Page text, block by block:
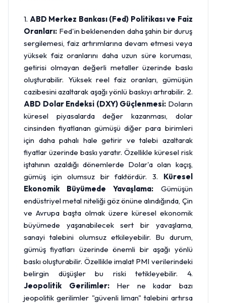
1. ABD Merkez Bankası(Fed) Politikası ve Faiz
Oranları: Fed'in beklenenden daha şahin bir duruş
sergilemesi, faiz artırımlarına devam etmesi veya
yüksek faiz oranlarını daha uzun süre koruması,
getirisi olmayan değerli metaller üzerinde baskı
oluşturabilir. Yüksek reel faiz oranları, gümüşün
cazibesini azaltarak aşağı yönlü baskıyı artırabilir. 2.
ABD Dolar Endeksi (DXY) Güçlenmesi: Doların
küresel piyasalarda değer kazanması, dolar
cinsinden fiyatlanan gümüşü diğer para birimleri
için daha pahalı hale getirir ve talebi azaltarak
fiyatlar üzerinde baskı yaratır. Özellikle küresel risk
iştahının azaldığı dönemlerde Dolar'a olan kaçış,
gümüş için olumsuz bir faktördür. 3. Küresel
Ekonomik Büyümede Yavaşlama: Gümüşün
endüstriyel metal niteliği göz önüne alındığında, Çin
ve Avrupa başta olmak üzere küresel ekonomik
büyümede yaşanabilecek sert bir yavaşlama,
sanayi talebini olumsuz etkileyebilir. Bu durum,
gümüş fiyatları üzerinde önemli bir aşağı yönlü
baskı oluşturabilir. Özellikle imalat PMI verilerindeki
belirgin düşüşler bu riski tetikleyebilir. 4.
Jeopolitik Gerilimler:Her ne kadar bazı
jeopolitik gerilimler "güvenli liman" talebini artırsa